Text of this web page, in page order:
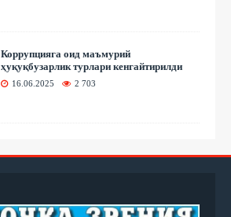
Коррупцияга оид маъмурий
ҳуқуқбузарлик турлари кенгайтирилди
16.06.2025 2 703